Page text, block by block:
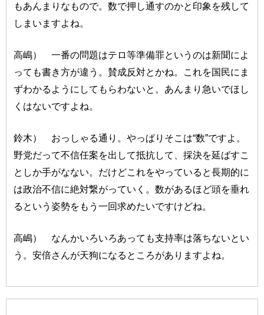
もあんまりなもので。数で押し通すのかと印象を残して
しまいますよね。
高嶋） 一番の問題はテロ等準備罪というのは新聞によ
っても書き方が違う。賛成反対とかね。これを国民にま
ずわかるようにしてもらわないと。あんまり急いでほし
くはないですよね。
鈴木） おっしゃる通り。やっぱりそこは“数”ですよ。
野党だって不信任案を出して抵抗して、採決を延ばすこ
としか手がなない。だけどこれをやっていると長期的に
は政治不信に絶対繋がっていく。数があるほど頭を垂れ
るという姿勢をもう一回求めたいですけどね。
高嶋） なんかいろいろあっても支持率は落ちないとい
う。安倍さんが天狗になるところがありますよね。